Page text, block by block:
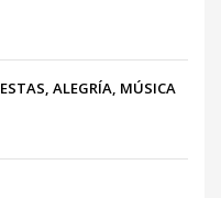
ALEGRÍA, MÚSICA